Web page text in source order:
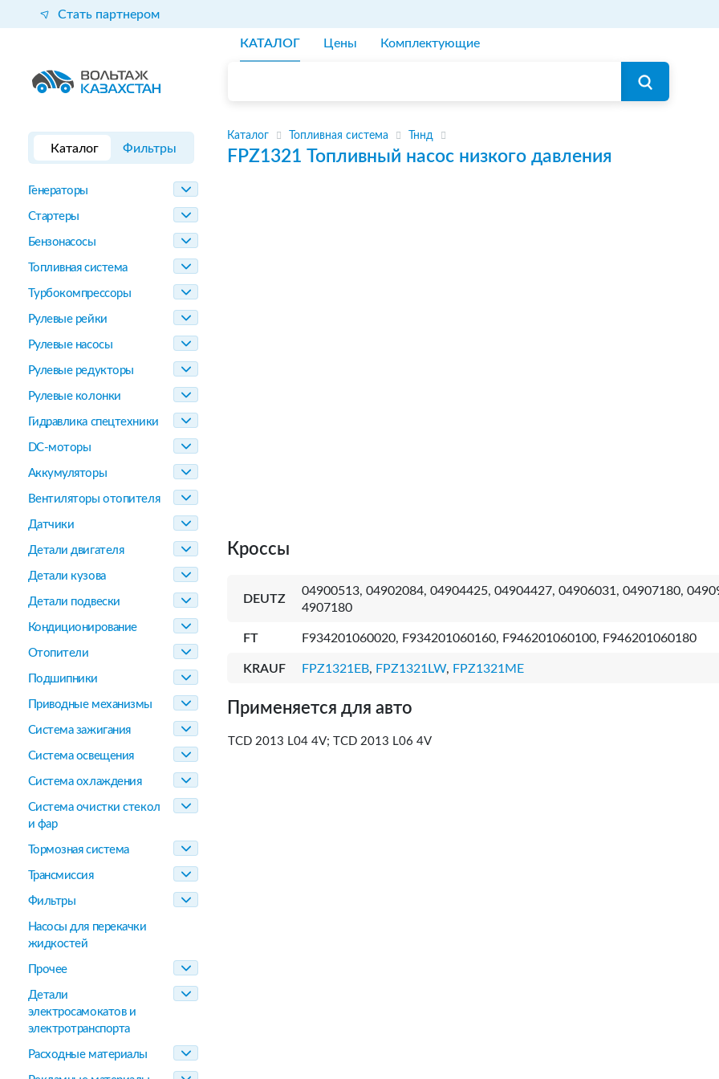
Стать партнером
КАТАЛОГ Цены Комплектующие
Каталог Фильтры
Генераторы
Стартеры
Бензонасосы
Топливная система
Турбокомпрессоры
Рулевые рейки
Рулевые насосы
Рулевые редукторы
Рулевые колонки
Гидравлика спецтехники
DC-моторы
Аккумуляторы
Вентиляторы отопителя
Датчики
Детали двигателя
Детали кузова
Детали подвески
Кондиционирование
Отопители
Подшипники
Приводные механизмы
Система зажигания
Система освещения
Система охлаждения
Система очистки стекол
и фар
Тормозная система
Трансмиссия
Фильтры
Насосы для перекачки
жидкостей
Прочее
Детали
электросамокатов и
электротранспорта
Расходные материалы
Каталог Топливная система Тннд
FPZ1321 Топливный насос низкого давления
Кроссы
DEUTZ
04900513, 04902084, 04904425, 04904427, 04906031, 04907180,
4907180
FT F934201060020, F934201060160, F946201060100, F946201060180
KRAUF FPZ1321EB, FPZ1321LW, FPZ1321ME
Применяется для авто
TCD 2013 L04 4V; TCD 2013 L06 4V